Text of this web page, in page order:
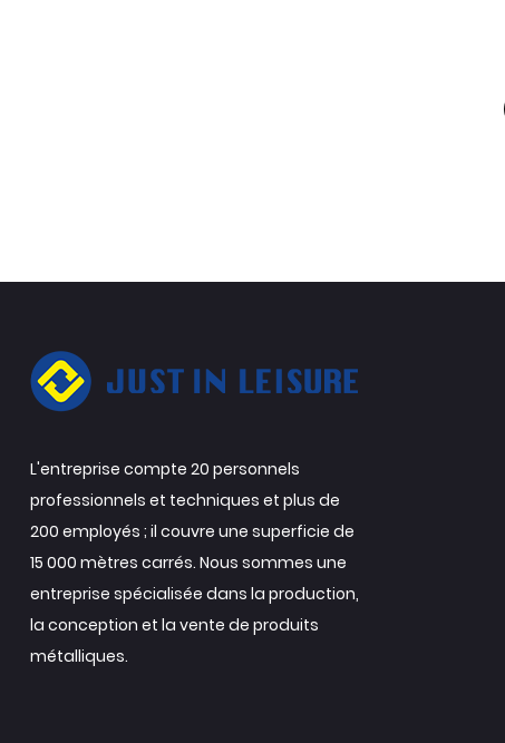
L'entreprise compte 20 personnels
professionnels et techniques et plus de
200 employés ; il couvre une superficie de
15 000 mètres carrés. Nous sommes une
entreprise spécialisée dans la production,
la conception et la vente de produits
métalliques.